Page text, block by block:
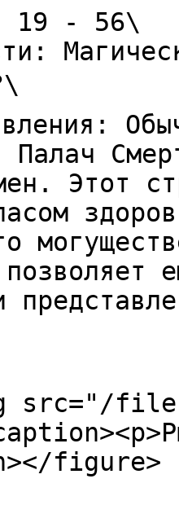
19 - 56\
Палач
Этот
src="/files/
figure>